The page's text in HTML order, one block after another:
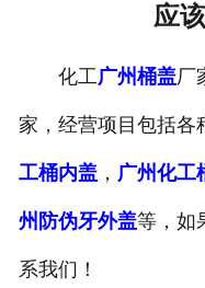
应
化工广州桶盖厂
家，经营项目包括各
工桶内盖， 广州化工
州防伪牙外盖等，如
系我们！